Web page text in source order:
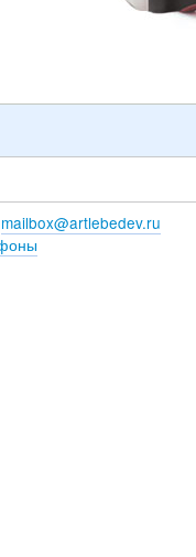
mailbox@artlebedev.ru